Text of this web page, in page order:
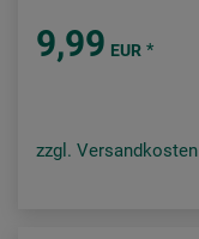
9,99 EUR *
zzgl. Versandkosten